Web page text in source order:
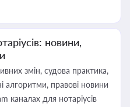
новини,
змін, судова практика,
алгоритми, правові новини
каналах для нотаріусів